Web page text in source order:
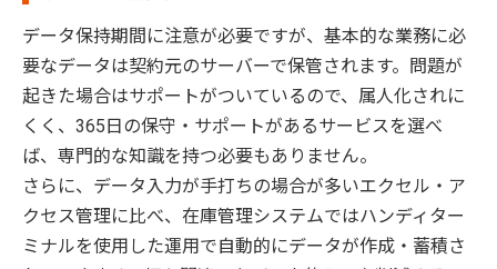
データ保持期間に注意が必要ですが、基本的な業務に必
要なデータは契約元のサーバーで保管されます。問題が
起きた場合はサポートがついているので、属人化されに
くく、365日の保守・サポートがあるサービスを選べ
ば、専門的な知識を持つ必要もありません。
さらに、データ入力が手打ちの場合が多いエクセル・ア
クセス管理に比べ、在庫管理システムではハンディター
ミナルを使用した運用で自動的にデータが作成・蓄積さ